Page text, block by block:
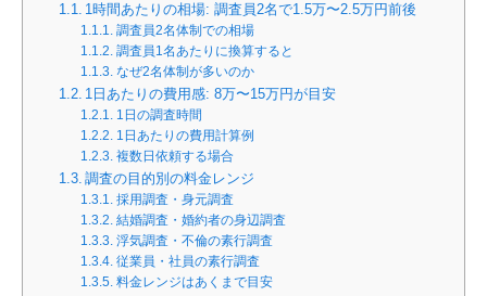
1時間あたりの相場: 調査員2名で1.5万〜2.5万円前後
調査員2名体制での相場
調査員1名あたりに換算すると
なぜ2名体制が多いのか
1日あたりの費用感: 8万〜15万円が目安
1日の調査時間
1日あたりの費用計算例
複数日依頼する場合
調査の目的別の料金レンジ
採用調査・身元調査
結婚調査・婚約者の身辺調査
浮気調査・不倫の素行調査
従業員・社員の素行調査
料金レンジはあくまで目安